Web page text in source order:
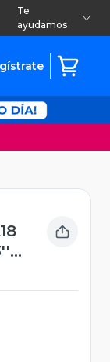
Te
ayudamos